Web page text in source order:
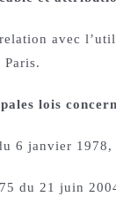
avec
Paris.
lois
6 janvier
du 21 juin